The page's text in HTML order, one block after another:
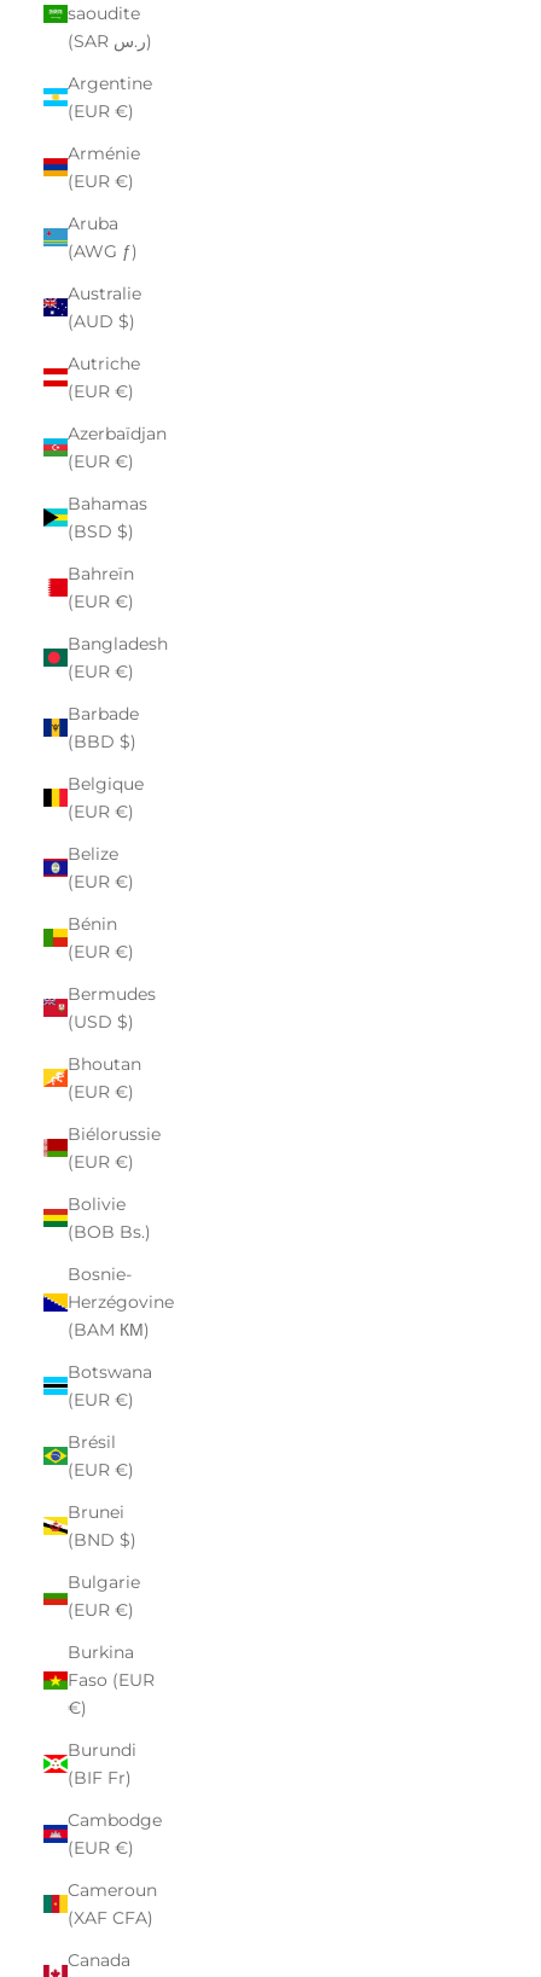
saoudite
(SAR ر.س)
Argentine
(EUR €)
Arménie
(EUR €)
Aruba
(AWG ƒ)
Australie
(AUD $)
Autriche
(EUR €)
Azerbaïdjan
(EUR €)
Bahamas
(BSD $)
Bahreïn
(EUR €)
Bangladesh
(EUR €)
Barbade
(BBD $)
Belgique
(EUR €)
Belize
(EUR €)
Bénin
(EUR €)
Bermudes
(USD $)
Bhoutan
(EUR €)
Biélorussie
(EUR €)
Bolivie
(BOB Bs.)
Bosnie-
Herzégovine
(BAM КМ)
Botswana
(EUR €)
Brésil
(EUR €)
Brunei
(BND $)
Bulgarie
(EUR €)
Burkina
Faso (EUR
€)
Burundi
(BIF Fr)
Cambodge
(EUR €)
Cameroun
(XAF CFA)
Canada